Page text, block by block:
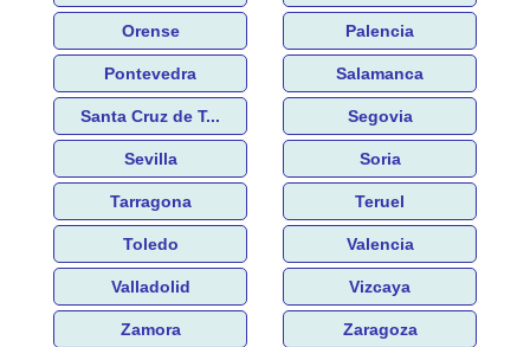
Orense Palencia
Pontevedra Salamanca
Santa Cruz de T... Segovia
Sevilla Soria
Tarragona Teruel
Toledo Valencia
Valladolid Vizcaya
Zamora Zaragoza